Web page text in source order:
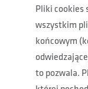
Pliki cookies
wszystkim
końcowym
to pozwala.